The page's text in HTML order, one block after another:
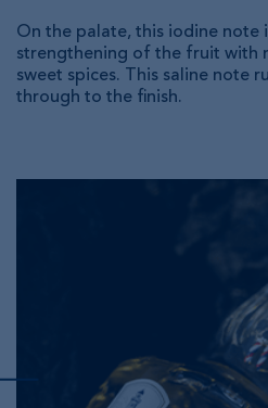
On the palate, this iodine note
strengthening of the fruit with
sweet spices. This saline note
through to the finish.